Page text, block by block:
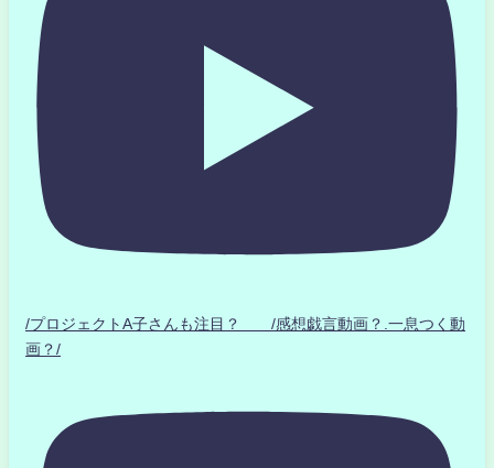
/プロジェクトA子さんも注目？ /感想戯言動画？.一息つく動
画？/